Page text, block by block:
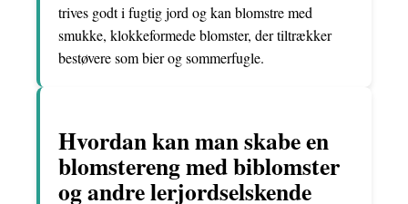
trives godt i fugtig jord og kan blomstre med
smukke, klokkeformede blomster, der tiltrækker
bestøvere som bier og sommerfugle.
Hvordan kan man skabe en
blomstereng med biblomster
og andre lerjordselskende